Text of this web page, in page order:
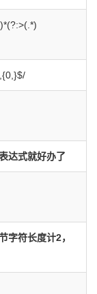
达式就好办了
字符长度计2，